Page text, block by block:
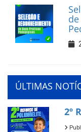
ÚLTIMAS
2º